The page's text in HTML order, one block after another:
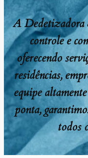
A Dedetizadora
controle e
oferecendo
residências,
equipe
ponta,
todos